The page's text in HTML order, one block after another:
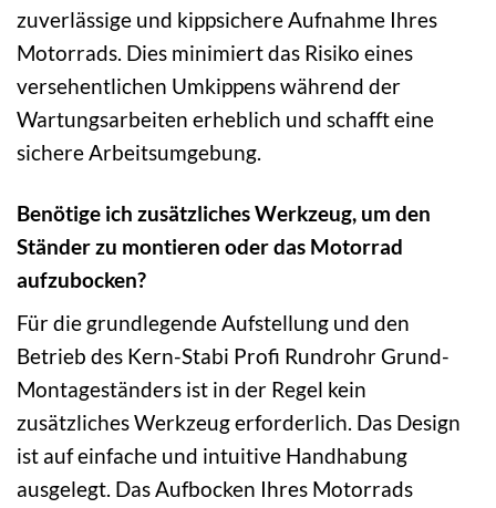
zuverlässige und kippsichere Aufnahme Ihres
Motorrads. Dies minimiert das Risiko eines
versehentlichen Umkippens während der
Wartungsarbeiten erheblich und schafft eine
sichere Arbeitsumgebung.
Benötige ich zusätzliches Werkzeug, um den
Ständer zu montieren oder das Motorrad
aufzubocken?
Für die grundlegende Aufstellung und den
Betrieb des Kern-Stabi Profi Rundrohr Grund-
Montageständers ist in der Regel kein
zusätzliches Werkzeug erforderlich. Das Design
ist auf einfache und intuitive Handhabung
ausgelegt. Das Aufbocken Ihres Motorrads